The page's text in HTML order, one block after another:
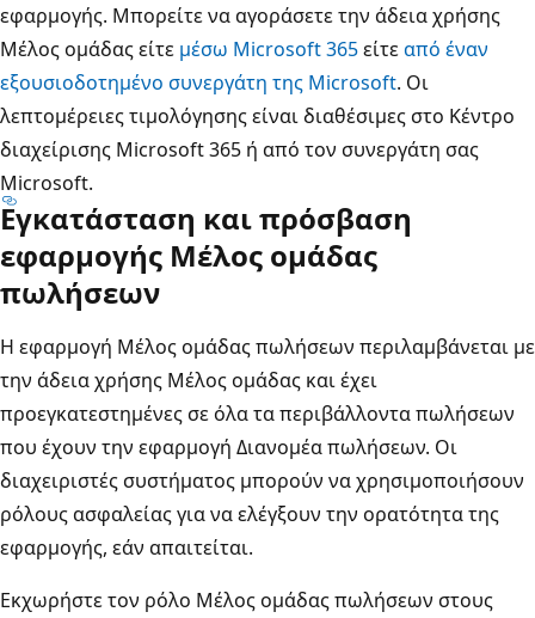
εφαρμογής. Μπορείτε να αγοράσετε την άδεια χρήσης
Μέλος ομάδας είτε μέσω Microsoft 365είτεαπό έναν
εξουσιοδοτημένο συνεργάτη της Microsoft. Οι
λεπτομέρειες τιμολόγησης είναι διαθέσιμες στο Κέντρο
διαχείρισης Microsoft 365 ή από τον συνεργάτη σας
Microsoft.
Εγκατάσταση και πρόσβαση
εφαρμογής Μέλος ομάδας
πωλήσεων
Η εφαρμογή Μέλος ομάδας πωλήσεων περιλαμβάνεται με
την άδεια χρήσης Μέλος ομάδας και έχει
προεγκατεστημένες σε όλα τα περιβάλλοντα πωλήσεων
που έχουν την εφαρμογή Διανομέα πωλήσεων. Οι
διαχειριστές συστήματος μπορούν να χρησιμοποιήσουν
ρόλους ασφαλείας για να ελέγξουν την ορατότητα της
εφαρμογής, εάν απαιτείται.
Εκχωρήστε τον ρόλο Μέλος ομάδας πωλήσεων στους